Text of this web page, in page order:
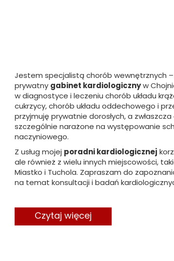
Jestem specjalistą chorób wewnętrznych
prywatny gabinet kardiologicznyw
w diagnostyce i leczeniu chorób układu
cukrzycy, chorób układu oddechowego i
przyjmuję prywatnie dorosłych, a
szczególnie narażone na występowanie
naczyniowego.
Z usług mojej poradni kardiologicznej
ale również z wielu innych miejscowości,
Miastko i Tuchola. Zapraszam do
na temat konsultacji i badań
Czytaj więcej